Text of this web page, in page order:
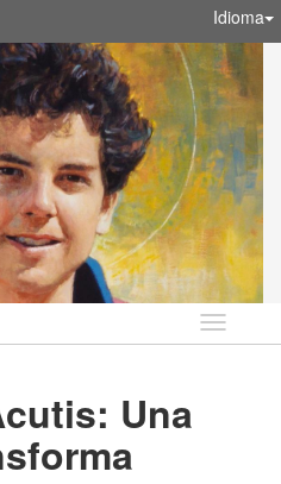
Idioma
Idioma
Una